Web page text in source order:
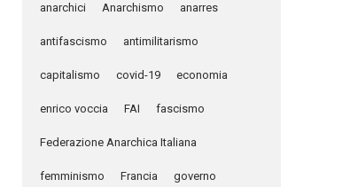
anarchici Anarchismo anarres
antifascismo antimilitarismo
capitalismo covid-19 economia
enrico voccia FAI fascismo
Federazione Anarchica Italiana
femminismo Francia governo